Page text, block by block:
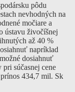
pôdu
nevhodných na
močiare a
ústavu živočíšnej
až 40 %
napríklad
dosiahnuť
súčasnej cene
434,7 mil. Sk